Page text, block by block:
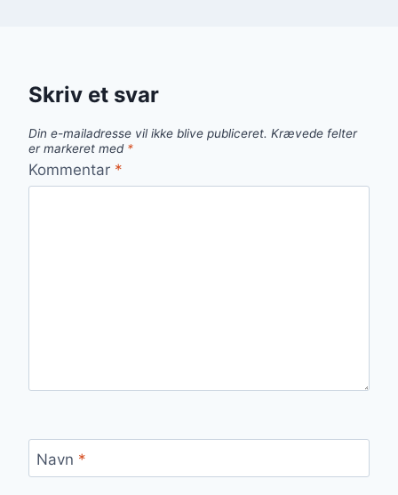
Skriv et svar
Din e-mailadresse vil ikke blive publiceret. Krævede felter
er markeret med *
Kommentar *
Navn *